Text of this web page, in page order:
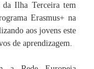
da Ilha Terceira tem
Erasmus+ na
aos jovens este
de aprendizagem.